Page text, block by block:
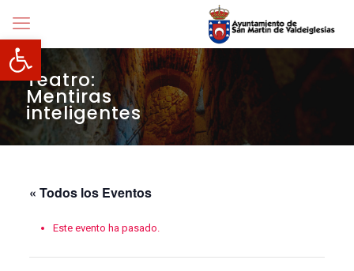
Abrir barra de herramientas
Teatro:
Mentiras
inteligentes
« Todos los Eventos
Este evento ha pasado.